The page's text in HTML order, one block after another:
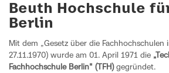
Beuth Hochschule
Berlin
Mit dem „Gesetz über die Fachhochschulen
27.11.1970) wurde am 01. April 1971 die
Fachhochschule Berlin" (TFH)gegründet.